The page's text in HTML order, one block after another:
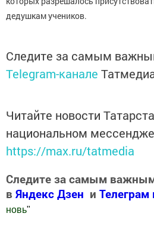
дедушкам учеников.
Следите за самым
Telegram-канале
Читайте новости
национальном
https://max.ru/tatmedia
Следите за самым
в Яндекс Дзен и Телеграм
новь"